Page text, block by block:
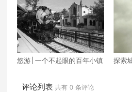
悠游│一个不起眼的百年小镇 探索
评论列表 共有 0 条评论